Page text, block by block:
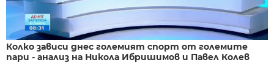
Колко зависи днес големият спорт от големите
пари - анализ на Никола Ибришимов и Павел Колев